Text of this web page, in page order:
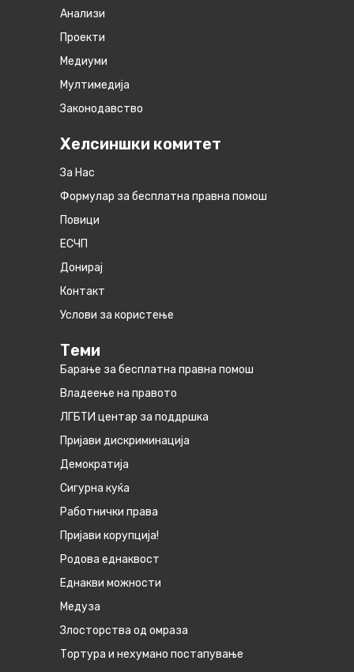
Анализи
Проекти
Медиуми
Мултимедија
Законодавство
Хелсиншки комитет
За Нас
Формулар за бесплатна правна помош
Повици
ЕСЧП
Донирај
Контакт
Услови за користење
Теми
Барање за бесплатна правна помош
Владеење на правото
ЛГБТИ центар за поддршка
Пријави дискриминација
Демократија
Сигурна куќа
Работнички права
Пријави корупција!
Родова еднаквост
Eднакви можности
Медуза
Злосторства од омраза
Тортура и нехумано постапување